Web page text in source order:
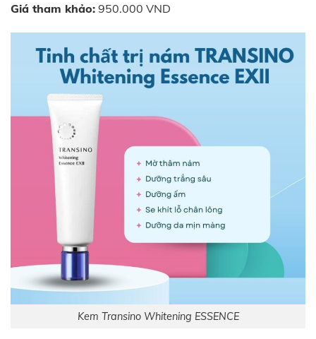
Giá tham khảo: 950.000 VND
Kem Transino Whitening ESSENCE